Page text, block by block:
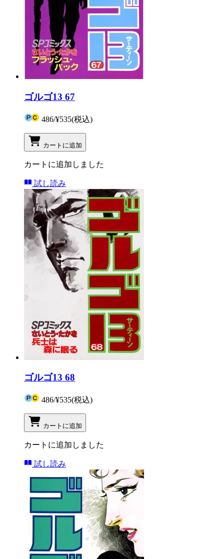
ゴルゴ13 67
486/¥535(税込)
カートに追加
カートに追加しました
試し読み
ゴルゴ13 68
486/¥535(税込)
カートに追加
カートに追加しました
試し読み